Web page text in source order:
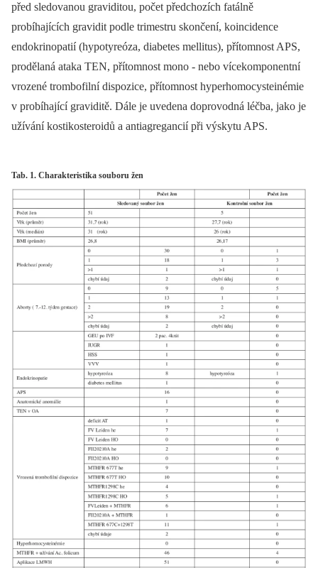
před sledovanou graviditou, počet předchozích fatálně
probíhajících gravidit podle trimestru skončení, koincidence
endokrinopatií (hypotyreóza, diabetes mellitus), přítomnost APS,
prodělaná ataka TEN, přítomnost mono -⁠ nebo vícekomponentní
vrozené trombofilní dispozice, přítomnost hyperhomocysteinémie
v probíhající graviditě. Dále je uvedena doprovodná léčba, jako je
užívání kostikosteroidů a antiagregancií při výskytu APS.
Tab. 1. Charakteristika souboru žen